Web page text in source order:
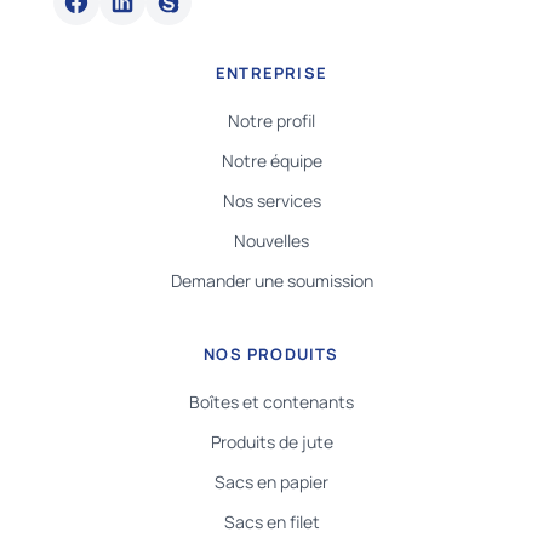
ENTREPRISE
Notre profil
Notre équipe
Nos services
Nouvelles
Demander une soumission
NOS PRODUITS
Boîtes et contenants
Produits de jute
Sacs en papier
Sacs en filet